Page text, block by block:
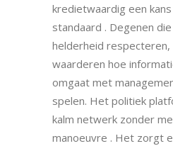
kredietwaardig een
standaard . Degenen
helderheid respecteren,
waarderen hoe
omgaat met
spelen. Het politiek
kalm netwerk zonder
manoeuvre . Het zorgt